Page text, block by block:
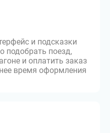
и подсказки
подобрать поезд,
и оплатить заказ
время оформления